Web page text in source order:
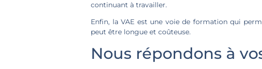
continuant à travailler.
Enfin, la VAE est une voie de formation qui
peut être longue et coûteuse.
Nous répondons à